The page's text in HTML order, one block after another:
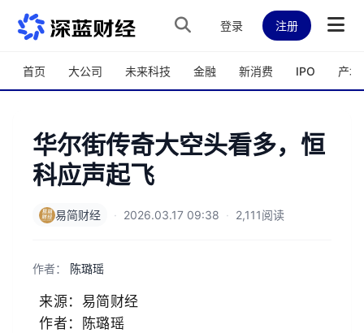
跳转到主内容
登录 注册
首页 大公司 未来科技 金融 新消费 IPO 产城
华尔街传奇大空头看多，恒
科应声起飞
易简财经 · 2026.03.17 09:38 · 2,111阅读
作者： 陈璐瑶
来源：易简财经
作者：陈璐瑶